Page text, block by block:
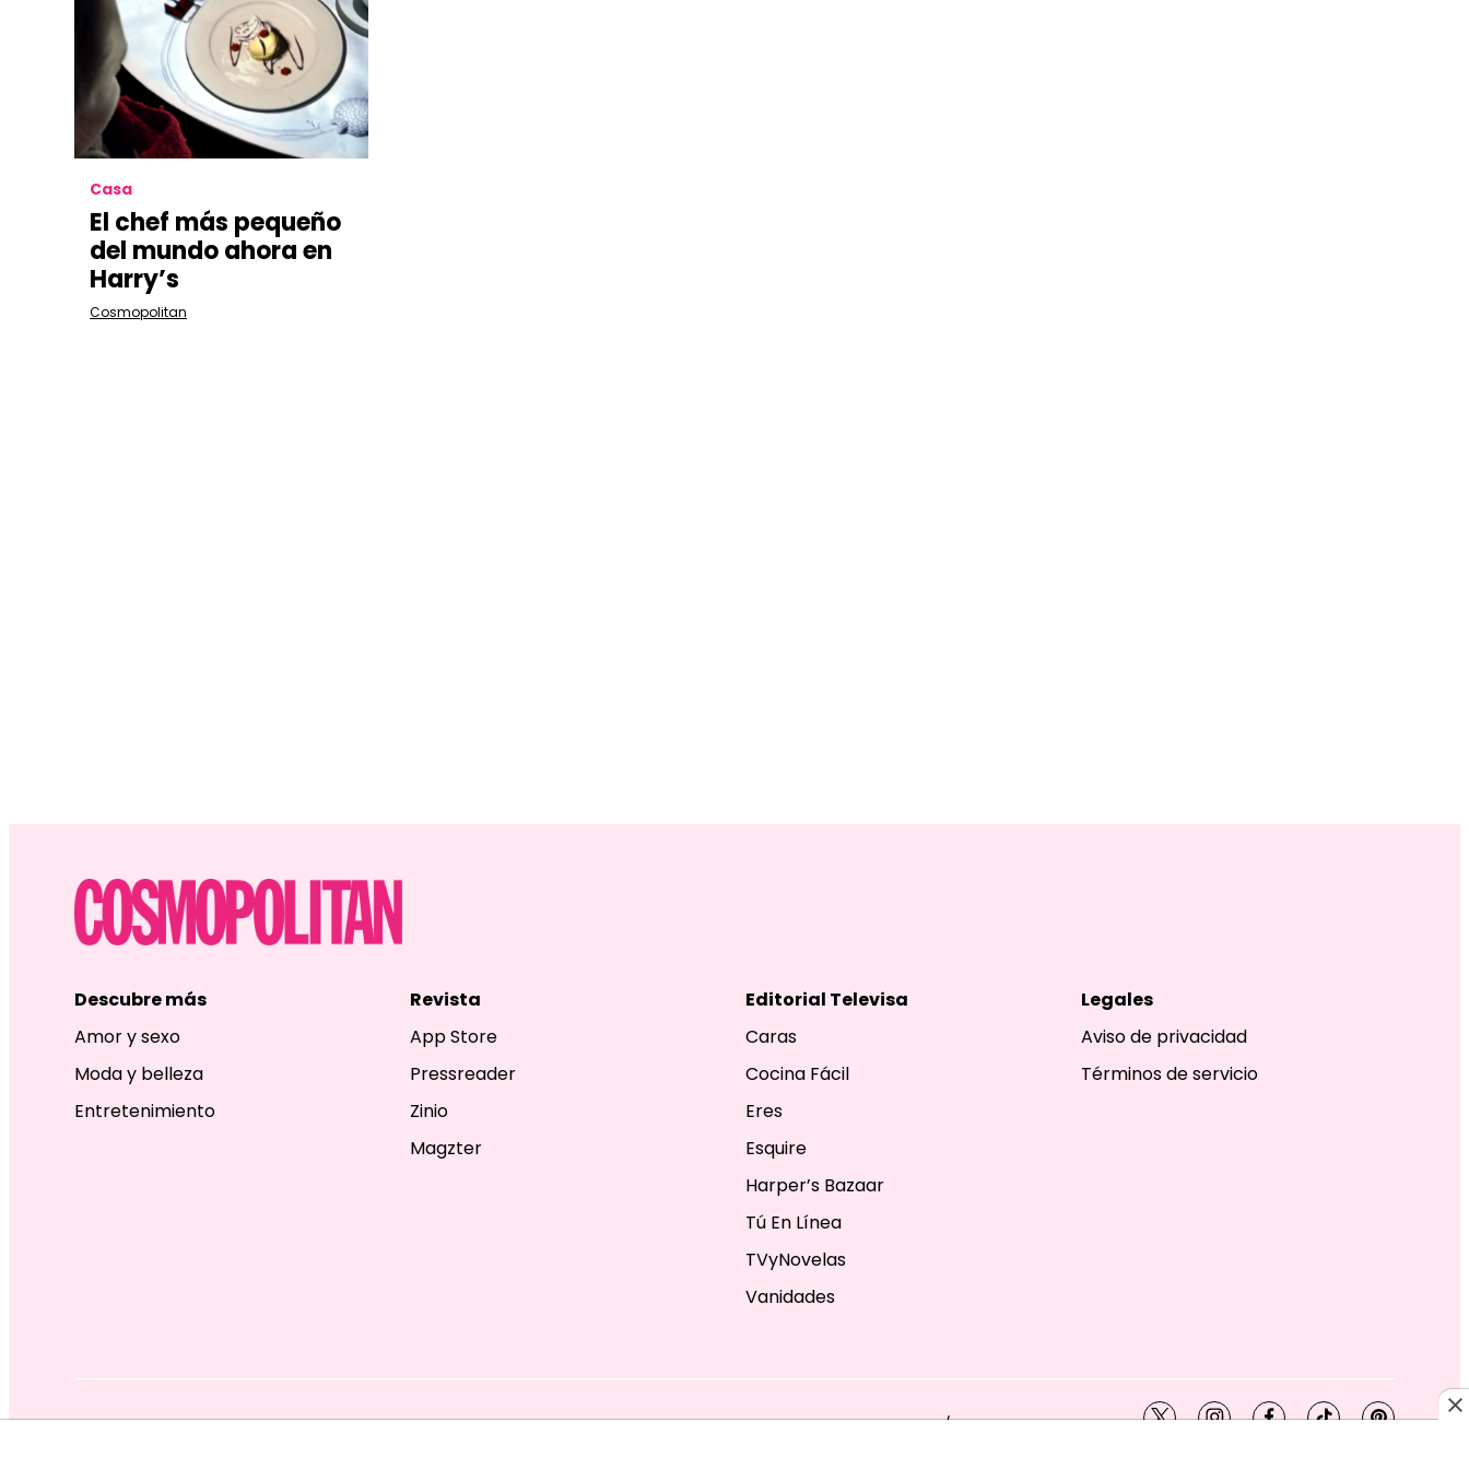
Casa
El chef más pequeño
del mundo ahora en
Harry’s
Cosmopolitan
Descubre más
Amor y sexo
Moda y belleza
Entretenimiento
Revista
App Store
Pressreader
Zinio
Magzter
Editorial Televisa
Caras
Cocina Fácil
Eres
Esquire
Harper’s Bazaar
Tú En Línea
TVyNovelas
Vanidades
Legales
Aviso de privacidad
Términos de servicio
EDITORIAL TELEVISA S.A. DE C.V. TODOS LOS DERECHOS RESERVADOS. TBG - EDITORIAL TELEVISA - LIFESTYLES - BEAUTY / FASHION twitterinstagramfacebook
tiktokpinterest